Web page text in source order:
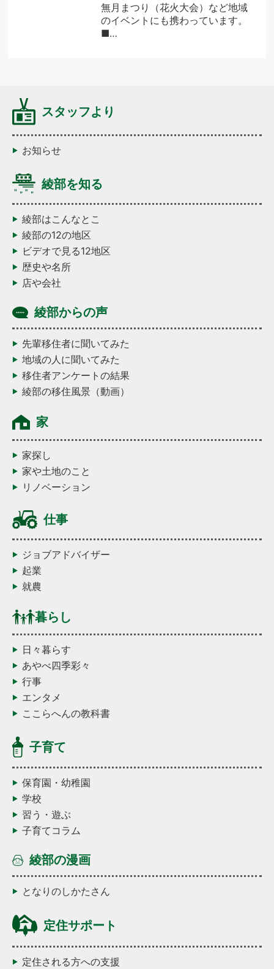
無月まつり（花火大会）など地域
のイベントにも携わっています。
■…
スタッフより
お知らせ
綾部を知る
綾部はこんなとこ
綾部の12の地区
ビデオで見る12地区
歴史や名所
店や会社
綾部からの声
先輩移住者に聞いてみた
地域の人に聞いてみた
移住者アンケートの結果
綾部の移住風景（動画）
家
家探し
家や土地のこと
リノベーション
仕事
ジョブアドバイザー
起業
就農
暮らし
日々暮らす
あやべ四季彩々
行事
エンタメ
ここらへんの教科書
子育て
保育園・幼稚園
学校
習う・遊ぶ
子育てコラム
綾部の漫画
となりのしかたさん
定住サポート
定住される方への支援